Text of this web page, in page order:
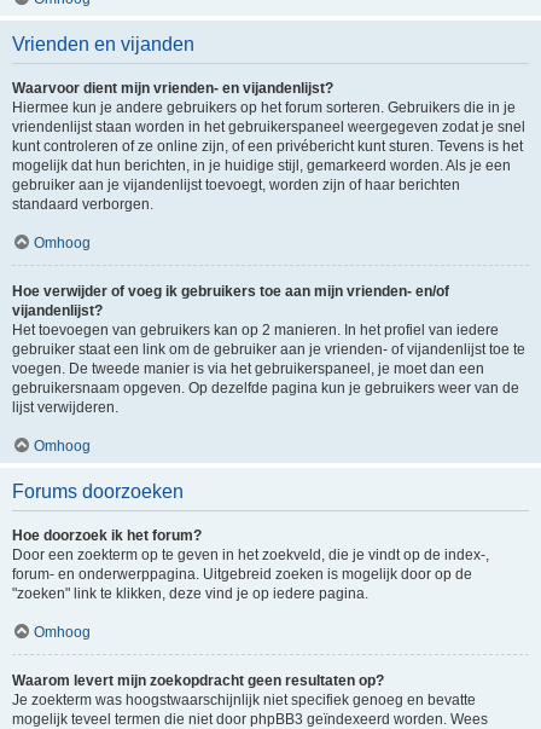
Vrienden en vijanden
Waarvoor dient mijn vrienden- en vijandenlijst?
Hiermee kun je andere gebruikers op het forum sorteren. Gebruikers die in je
vriendenlijst staan worden in het gebruikerspaneel weergegeven zodat je snel
kunt controleren of ze online zijn, of een privébericht kunt sturen. Tevens is het
mogelijk dat hun berichten, in je huidige stijl, gemarkeerd worden. Als je een
gebruiker aan je vijandenlijst toevoegt, worden zijn of haar berichten
standaard verborgen.
Omhoog
Hoe verwijder of voeg ik gebruikers toe aan mijn vrienden- en/of
vijandenlijst?
Het toevoegen van gebruikers kan op 2 manieren. In het profiel van iedere
gebruiker staat een link om de gebruiker aan je vrienden- of vijandenlijst toe te
voegen. De tweede manier is via het gebruikerspaneel, je moet dan een
gebruikersnaam opgeven. Op dezelfde pagina kun je gebruikers weer van de
lijst verwijderen.
Omhoog
Forums doorzoeken
Hoe doorzoek ik het forum?
Door een zoekterm op te geven in het zoekveld, die je vindt op de index-,
forum- en onderwerppagina. Uitgebreid zoeken is mogelijk door op de
"zoeken" link te klikken, deze vind je op iedere pagina.
Omhoog
Waarom levert mijn zoekopdracht geen resultaten op?
Je zoekterm was hoogstwaarschijnlijk niet specifiek genoeg en bevatte
mogelijk teveel termen die niet door phpBB3 geïndexeerd worden. Wees